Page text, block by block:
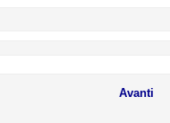
Avanti